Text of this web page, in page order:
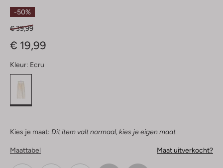
-50%
€ 39,99
€ 19,99
Kleur: Ecru
Kies je maat: Dit item valt normaal, kies je eigen maat
Maattabel Maat uitverkocht?